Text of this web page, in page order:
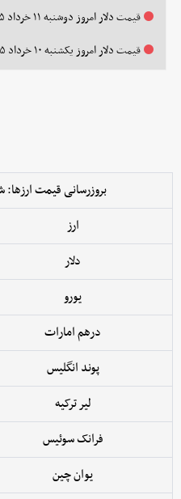
قیمت دلار امروز دوشنبه ۱۱ خرداد ۱۴۰۵
قیمت دلار امروز یکشنبه ۱۰ خرداد ۱۴۰۵
بروزرسانی قیمت ارزها: شنبه 16
ارز
دلار
یورو
درهم امارات
پوند انگلیس
لیر ترکیه
فرانک سوئیس
یوان چین